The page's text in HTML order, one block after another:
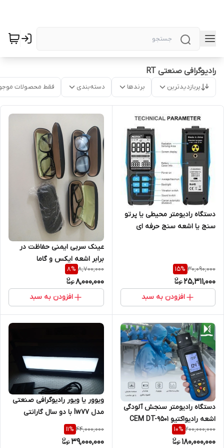
رادیوگرافی صنعتی RT
پربازدیدترین برندها دسته‌بندی فقط محصولات
دستگاه رادیومتر محیطی یا پرتو
سنج یا اشعه سنج حرفه ای
30,090,000
15%
25,311,000
افزودن به سبد
عینک سربی ایمنی حفاظت در
برابر اشعه ایکس و گاما
رادیوگرافی و رادیولوژی پزشکی و
صنعتی
8,700,000
8%
8,000,000
افزودن به سبد
دستگاه رادیومتر سنجش آلودگی
اشعه رادیواکتیو CEM DT-9501
200,000,000
10%
180,000,000
ویوور یا ویور رادیوگرافی صنعتی
مدل lw77 با دو سال گارانتی
44,000,000
11%
39,000,000